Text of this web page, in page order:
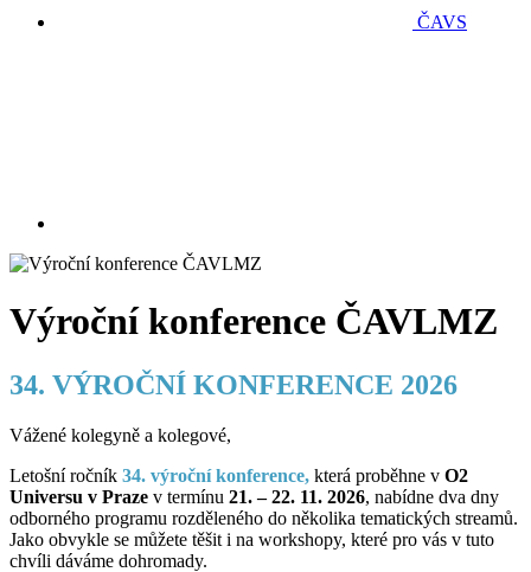
ČAVS
Výroční konference ČAVLMZ
34. VÝROČNÍ KONFERENCE 2026
Vážené kolegyně a kolegové,
Letošní ročník 34. výroční konference, která proběhne v O2
Universu v Praze v termínu 21. – 22. 11. 2026, nabídne dva dny
odborného programu rozděleného do několika tematických streamů.
Jako obvykle se můžete těšit i na workshopy, které pro vás v tuto
chvíli dáváme dohromady.